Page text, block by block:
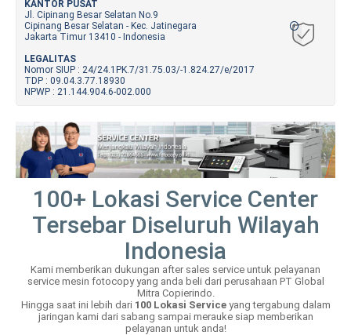
KANTOR PUSAT
Jl. Cipinang Besar Selatan No.9
Cipinang Besar Selatan - Kec. Jatinegara
Jakarta Timur 13410 - Indonesia
LEGALITAS
Nomor SIUP : 24/24.1PK.7/31.75.03/-1.824.27/e/2017
TDP : 09.04.3.77.18930
NPWP : 21.144.904.6-002.000
100+ Lokasi Service Center
Tersebar Diseluruh Wilayah
Indonesia
Kami memberikan dukungan after sales service untuk pelayanan
service mesin fotocopy yang anda beli dari perusahaan PT Global
Mitra Copierindo.
Hingga saat ini lebih dari 100 Lokasi Serviceyang tergabung dalam
jaringan kami dari sabang sampai merauke siap memberikan
pelayanan untuk anda!